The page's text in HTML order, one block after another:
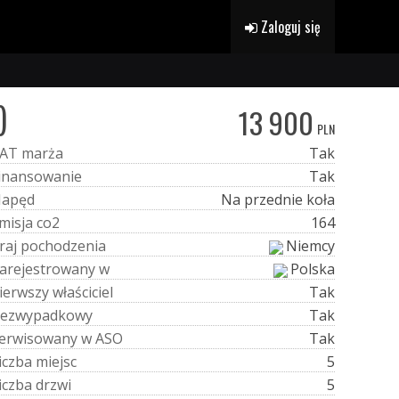
Zaloguj się
13 900 PLN
AT marża
Tak
nansowanie
Tak
apęd
Na przednie koła
misja co2
164
raj pochodzenia
Niemcy
arejestrowanyw
Polska
ierwszywłaściciel
Tak
ezwypadkowy
Tak
rwisowanywASO
Tak
iczba miejsc
5
iczba drzwi
5